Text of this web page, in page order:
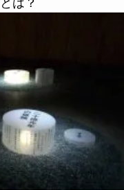
は？